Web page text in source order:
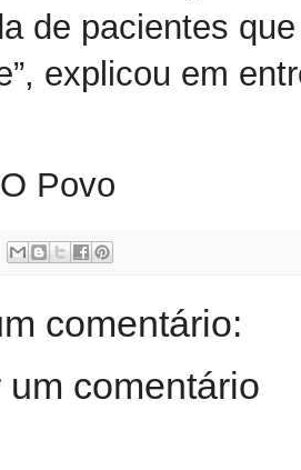
de pacientes
explicou em
Povo
comentário:
um comentário